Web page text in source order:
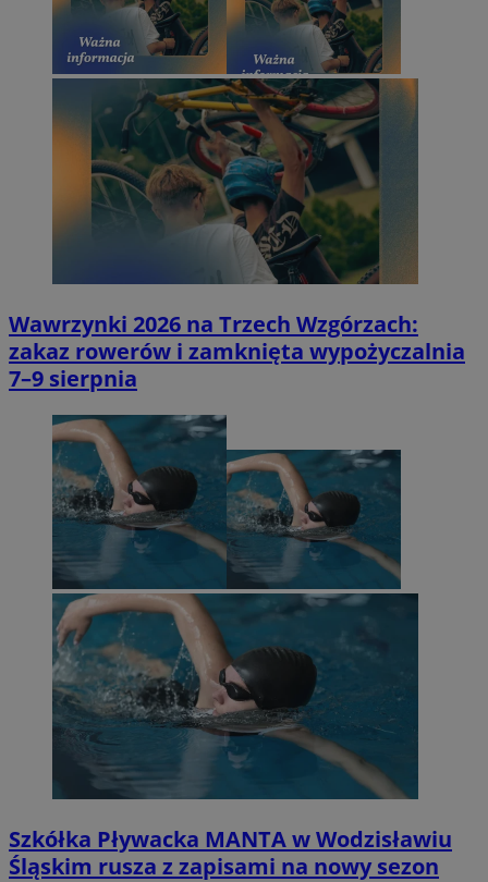
Wawrzynki 2026 na Trzech Wzgórzach:
zakaz rowerów i zamknięta wypożyczalnia
7–9 sierpnia
Szkółka Pływacka MANTA w Wodzisławiu
Śląskim rusza z zapisami na nowy sezon